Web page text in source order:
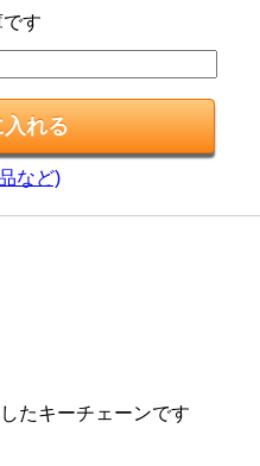
す
など)
たキーチェーンです